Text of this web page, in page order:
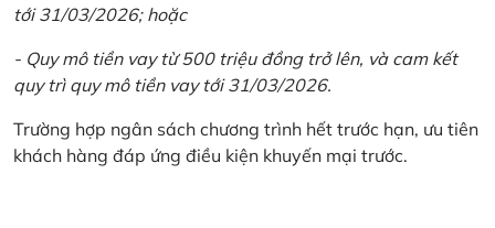
tới 31/03/2026; hoặc
- Quy mô tiền vay từ 500 triệu đồng trở lên, và cam kết
quy trì quy mô tiền vay tới 31/03/2026.
Trường hợp ngân sách chương trình hết trước hạn, ưu tiên
khách hàng đáp ứng điều kiện khuyến mại trước.